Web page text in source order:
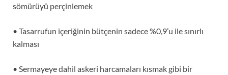
sömürüyü perçinlemek
• Tasarrufun içeriğinin bütçenin sadece %0,9’u ile sınırlı
kalması
• Sermayeye dahil askeri harcamaları kısmak gibi bir